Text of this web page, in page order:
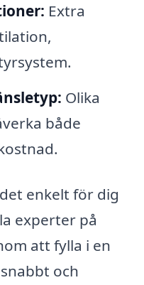
Extra
Olika
både
enkelt för dig
experter på
att fylla i en
och